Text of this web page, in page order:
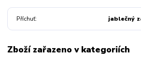
Příchuť jablečný
Zboží zařazeno v kategoriích